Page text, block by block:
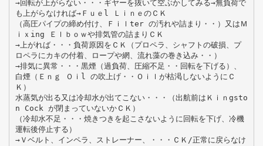
→回転が上がらない・・・ギヤーを抜いて空ぶかしてみる→無負荷で
も上がらなければ→Ｆｕｅl ＬｉｎｅのＣＫ
（高圧パイプの締め付け、Ｆｉｌter の汚れや詰まり・・）又はＭ
ｉｘing Ｅｌｂｏｗや排気管の詰まりＣＫ
→上がれば・・・負荷原因をＣＫ（プロペラ、シャフトの破損、プ
ロペラにカキの付着、ロープや網、流れ藻の巻き込み・・）
→排気に異常・・・黒煙（過負荷、圧縮不足・・回転を下げる）、
白煙（Ｅｎｇ Ｏｉl の吹上げ・・Ｏｉｌが枯渇しないようにＣ
Ｋ）
水蒸気が出る又は冷却水が出てこない・・・（出航前はＫｉｎgsto
n Cock が閉まっていないかＣＫ）
（冷却水不足・・・焼きつきを起こさないように回転を下げ、冷機
運転後停止する）
→Ｖベルト、インペラ、ストレーナー、・・・ＣＫ/正常に戻らなけ